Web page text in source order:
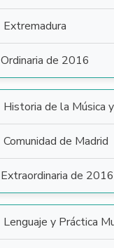
Extremadura
Ordinaria de 2016
Historia de la Música
Comunidad de Madrid
Extraordinaria de 2016
Lenguaje y Práctica